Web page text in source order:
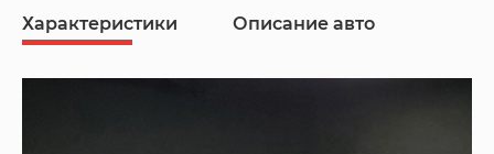
Характеристики Описание авто